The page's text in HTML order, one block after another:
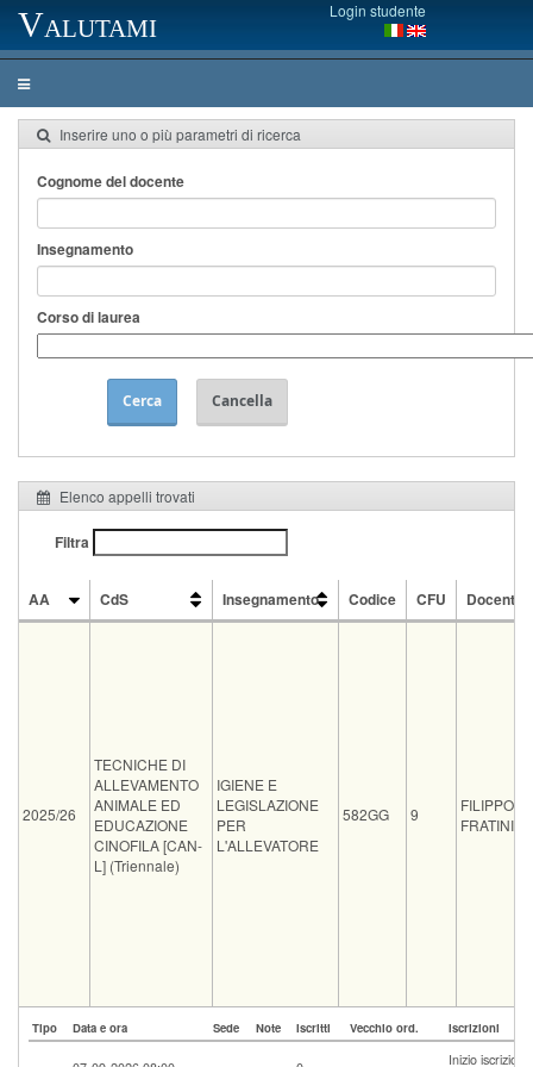
Valutami Login studente
Inserire uno o più parametri di ricerca
Cognome del docente
Insegnamento
Corso di laurea
Cerca Cancella
Elenco appelli trovati
Filtra
AA CdS Insegnamento Codice CFU
Docente
2025/26
TECNICHE DI
ALLEVAMENTO
ANIMALE ED
EDUCAZIONE
CINOFILA [CAN-
L] (Triennale)
IGIENE E
LEGISLAZIONE
PER
L'ALLEVATORE
582GG 9
FILIPPO
FRATINI
Tipo Data e ora Sede Note Iscritti Vecchio ord. Iscrizioni
Inizio